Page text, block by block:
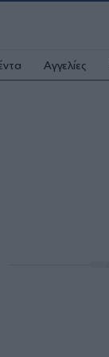
Αγγελίες